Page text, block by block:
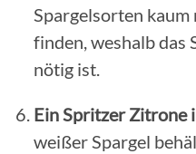
Spargelsorten
finden, weshalb das
nötig ist.
Ein Spritzer Zitrone
weißer Spargel